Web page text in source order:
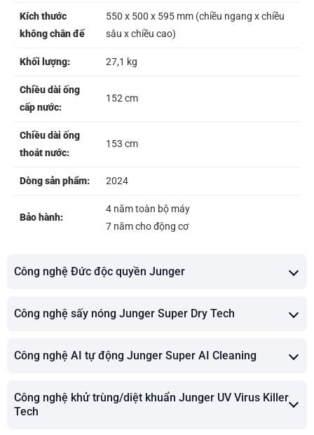
Kích thước
không chân đế
550 x 500 x 595 mm (chiều ngang x chiều
sâu x chiều cao)
Khối lượng: 27,1 kg
Chiều dài ống
cấp nước:
152 cm
Chiều dài ống
thoát nước:
153 cm
Dòng sản phẩm: 2024
Bảo hành:
4 năm toàn bộ máy
7 năm cho động cơ
Công nghệ Đức độc quyền Junger
Công nghệ sấy nóng Junger Super Dry Tech
Công nghệ AI tự động Junger Super AI Cleaning
Công nghệ khử trùng/diệt khuẩn Junger UV Virus Killer
Tech